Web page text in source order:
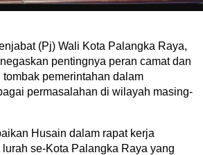
(Pj) Wali Kota Palangka Raya,
pentingnya peran camat dan
tombak pemerintahan dalam
permasalahan di wilayah masing-
Husain dalam rapat kerja
lurah se-Kota Palangka Raya yang